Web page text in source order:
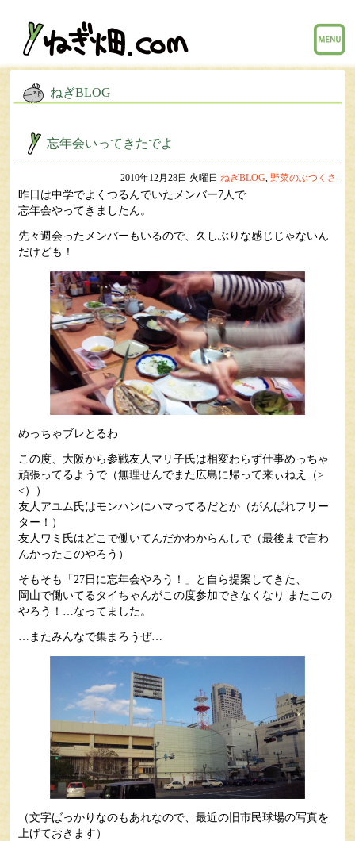
menu
ねぎBLOG
忘年会いってきたでよ
2010年12月28日 火曜日 ねぎBLOG, 野菜のぶつくさ
昨日は中学でよくつるんでいたメンバー7人で
忘年会やってきましたん。
先々週会ったメンバーもいるので、久しぶりな感じじゃないん
だけども！
めっちゃブレとるわ
この度、大阪から参戦友人マリ子氏は相変わらず仕事めっちゃ
頑張ってるようで（無理せんでまた広島に帰って来ぃねえ（>
<））
友人アユム氏はモンハンにハマってるだとか（がんばれフリー
ター！）
友人ワミ氏はどこで働いてんだかわからんしで（最後まで言わ
んかったこのやろう）
そもそも「27日に忘年会やろう！」と自ら提案してきた、
岡山で働いてるタイちゃんがこの度参加できなくなり またこの
やろう！…なってました。
…またみんなで集まろうぜ…
（文字ばっかりなのもあれなので、最近の旧市民球場の写真を
上げておきます）